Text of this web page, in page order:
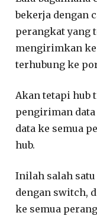
bekerja dengan
perangkat yang
mengirimkan
terhubung ke
Akan tetapi hub
pengiriman
data ke semua
hub.
Inilah salah satu
dengan switch,
ke semua